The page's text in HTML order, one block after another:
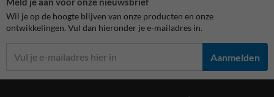
Wil je op de hoogte blijven van onze producten en onze
ontwikkelingen. Vul dan hieronder je e-mailadres in.
Aanmelden